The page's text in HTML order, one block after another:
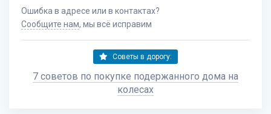
Ошибка в адресе или в контактах?
Сообщите нам, мы всё исправим
Советы в дорогу:
7 советов по покупке подержанного дома на
колесах